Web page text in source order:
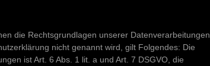
die Rechtsgrundlagen unserer Datenverarbeitungen
nicht genannt wird, gilt Folgendes: Die
ist Art. 6 Abs. 1 lit. a und Art. 7 DSGVO, die